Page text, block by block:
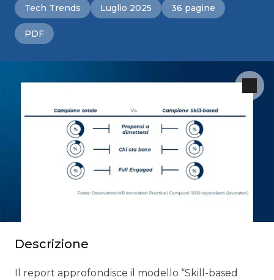
Tech Trends Luglio 2025 36 pagine
PDF
Descrizione
Il report approfondisce il modello “Skill-based